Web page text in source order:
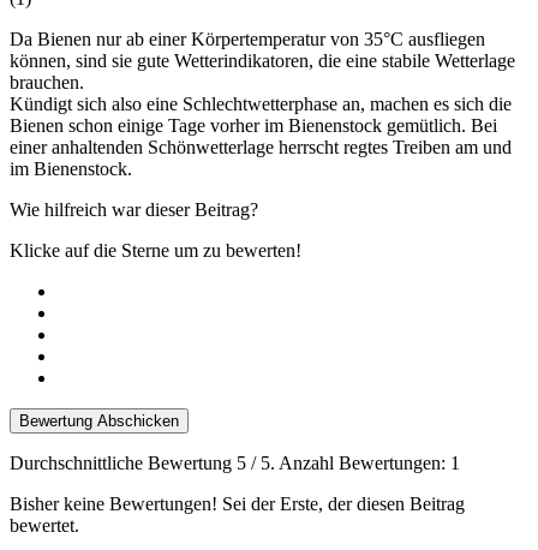
Da Bienen nur ab einer Körpertemperatur von 35°C ausfliegen
können, sind sie gute Wetterindikatoren, die eine stabile Wetterlage
brauchen.
Kündigt sich also eine Schlechtwetterphase an, machen es sich die
Bienen schon einige Tage vorher im Bienenstock gemütlich. Bei
einer anhaltenden Schönwetterlage herrscht regtes Treiben am und
im Bienenstock.
Wie hilfreich war dieser Beitrag?
Klicke auf die Sterne um zu bewerten!
Bewertung Abschicken
Durchschnittliche Bewertung 5 / 5. Anzahl Bewertungen: 1
Bisher keine Bewertungen! Sei der Erste, der diesen Beitrag
bewertet.